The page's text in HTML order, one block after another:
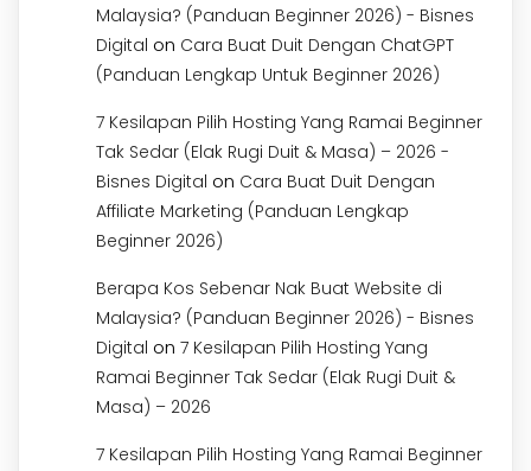
Malaysia? (Panduan Beginner 2026) - Bisnes
Digital on Cara Buat Duit Dengan ChatGPT
(Panduan Lengkap Untuk Beginner 2026)
7 Kesilapan Pilih Hosting Yang Ramai Beginner
Tak Sedar (Elak Rugi Duit & Masa) – 2026 -
Bisnes Digital on Cara Buat Duit Dengan
Affiliate Marketing (Panduan Lengkap
Beginner 2026)
Berapa Kos Sebenar Nak Buat Website di
Malaysia? (Panduan Beginner 2026) - Bisnes
Digital on 7 Kesilapan Pilih Hosting Yang
Ramai Beginner Tak Sedar (Elak Rugi Duit &
Masa) – 2026
7 Kesilapan Pilih Hosting Yang Ramai Beginner